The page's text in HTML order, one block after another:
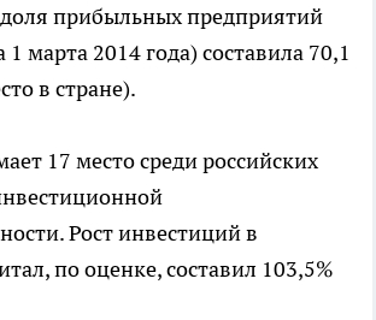
прибыльных предприятий
марта 2014 года) составила 70,1
в стране).
17 место среди российских
Рост инвестиций в
по оценке, составил 103,5%